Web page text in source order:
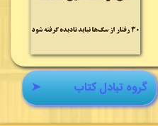
➤ گروه تبادل کتاب